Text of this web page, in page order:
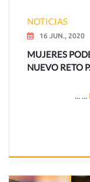
NOTICIAS
16 JUN., 2020
MUJERES
NUEVO RETO
... ...